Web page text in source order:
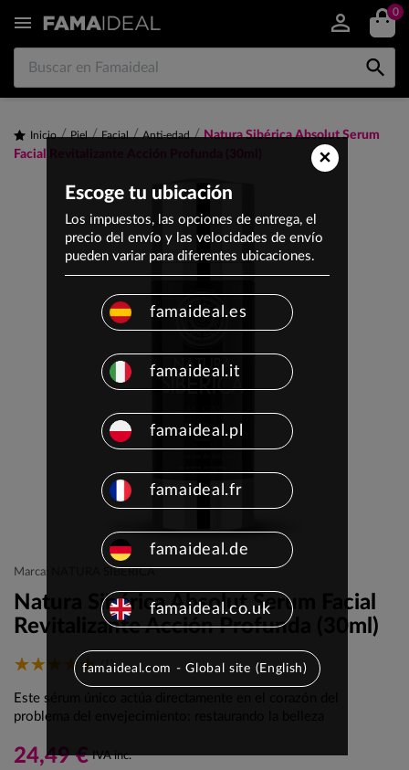
 0

Inicio Piel Facial Anti-edad
Natura Sibérica Absolut Serum
Facial Revitalizante Acción Profunda (30ml)
Marca: NATURA SIBERICA
Natura Sibérica Absolut Serum Facial
Revitalizante Acción Profunda (30ml)
(1)
Este sérum único actúa directamente en el corazón del
problema del envejecimiento: restaurando la belleza
24,49 € IVA inc.
×
Escoge tu ubicación
Los impuestos, las opciones de entrega, el
precio del envío y las velocidades de envío
pueden variar para diferentes ubicaciones.
famaideal.es
famaideal.it
famaideal.pl
famaideal.fr
famaideal.de
famaideal.co.uk
famaideal.com - Global site (English)